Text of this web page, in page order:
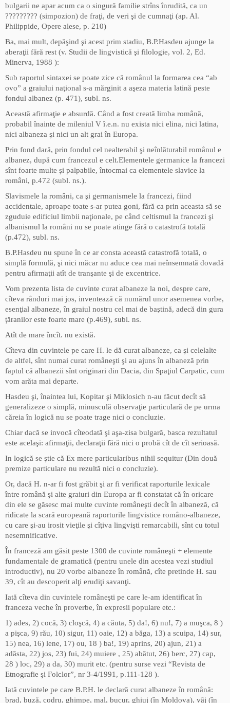
bulgarii ne apar acum ca o singură familie strîns înrudită, ca un
????????? (simpozion) de fraţi, de veri şi de cumnaţi (ap. Al.
Philippide, Opere alese, p. 210)
Ba, mai mult, depăşind şi acest prim stadiu, B.P.Hasdeu ajunge la
aberaţii fără rest (v. Studii de lingvistică şi filologie, vol. 2, Ed.
Minerva, 1988 ):
Sub raportul sintaxei se poate zice că românul la formarea cea “ab
ovo” a graiului naţional s-a mărginit a aşeza materia latină peste
fondul albanez (p. 471), subl. ns.
Această afirmaţie e absurdă. Când a fost creată limba română,
probabil înainte de mileniul V î.e.n. nu exista nici elina, nici latina,
nici albaneza şi nici un alt grai în Europa.
Prin fond dară, prin fondul cel nealterabil şi neînlăturabil românul e
albanez, după cum francezul e celt.Elementele germanice la francezi
sînt foarte multe şi palpabile, întocmai ca elementele slavice la
români, p.472 (subl. ns.).
Slavismele la români, ca şi germanismele la francezi, fiind
accidentale, aproape toate s-ar putea goni, fără ca prin aceasta să se
zguduie edificiul limbii naţionale, pe când celtismul la francezi şi
albanismul la români nu se poate atinge fără o catastrofă totală
(p.472), subl. ns.
B.P.Hasdeu nu spune în ce ar consta această catastrofă totală, o
simplă formulă, şi nici măcar nu aduce cea mai neînsemnată dovadă
pentru afirmaţii atît de tranşante şi de excentrice.
Vom prezenta lista de cuvinte curat albaneze la noi, despre care,
cîteva rânduri mai jos, inventează că numărul unor asemenea vorbe,
esenţial albaneze, în graiul nostru cel mai de baştină, adecă din gura
ţăranilor este foarte mare (p.469), subl. ns.
Atît de mare încît. nu există.
Cîteva din cuvintele pe care H. le dă curat albaneze, ca şi celelalte
de altfel, sînt numai curat româneşti şi au ajuns în albaneză prin
faptul că albanezii sînt originari din Dacia, din Spaţiul Carpatic, cum
vom arăta mai departe.
Hasdeu şi, înaintea lui, Kopitar şi Miklosich n-au făcut decît să
generalizeze o simplă, minusculă observaţie particulară de pe urma
căreia în logică nu se poate trage nici o concluzie.
Chiar dacă se invocă cîteodată şi aşa-zisa bulgară, basca rezultatul
este acelaşi: afirmaţii, declaraţii fără nici o probă cît de cît serioasă.
In logică se ştie că Ex mere particularibus nihil sequitur (Din două
premize particulare nu rezultă nici o concluzie).
Or, dacă H. n-ar fi fost grăbit şi ar fi verificat raporturile lexicale
între română şi alte graiuri din Europa ar fi constatat că în oricare
din ele se găsesc mai multe cuvinte româneşti decît în albaneză, că
ridicate la scară europeană raporturile lingvistice româno-albaneze,
cu care şi-au irosit vieţile şi cîţiva lingvişti remarcabili, sînt cu totul
nesemnificative.
În franceză am găsit peste 1300 de cuvinte româneşti + elemente
fundamentale de gramatică (pentru unele din acestea vezi studiul
introductiv), nu 20 vorbe albaneze în română, cîte pretinde H. sau
39, cît au descoperit alţi erudiţi savanţi.
Iată cîteva din cuvintele româneşti pe care le-am identificat în
franceza veche în proverbe, în expresii populare etc.:
1) ades, 2) cocă, 3) cloşcă, 4) a căuta, 5) da!, 6) nu!, 7) a muşca, 8 )
a pişca, 9) rău, 10) sigur, 11) oaie, 12) a băga, 13) a scuipa, 14) sur,
15) nea, 16) lene, 17) ou, 18 ) ba!, 19) aprins, 20) ajun, 21) a
adăsta, 22) jos, 23) fui, 24) muiere , 25) abătut, 26) berc, 27) cap,
28 ) loc, 29) a da, 30) murit etc. (pentru surse vezi “Revista de
Etnografie şi Folclor”, nr 3-4/1991, p.111-128 ).
Iată cuvintele pe care B.P.H. le declară curat albaneze în română:
brad, buză, codru, ghimpe, mal, bucur, ghiuj (în Moldova), vâj (în